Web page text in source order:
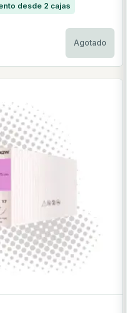
desde 2 cajas
Agotado